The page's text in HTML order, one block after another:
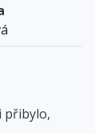
přibylo,